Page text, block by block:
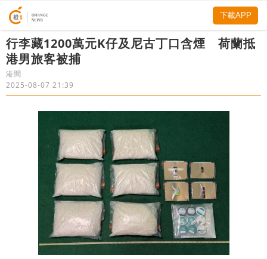
行李藏1200萬元K仔及尼古丁口含煙 荷蘭抵
港男旅客被捕
港聞
2025-08-07 21:39
下載APP